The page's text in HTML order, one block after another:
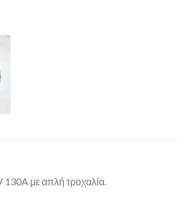
130A με απλή τροχαλία.